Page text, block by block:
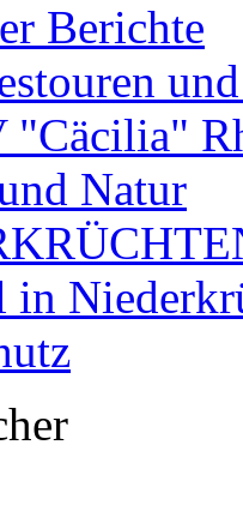
Berichte
"Cäcilia"
Natur
in